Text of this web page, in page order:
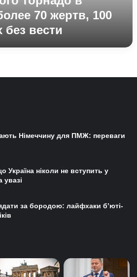
70 жертв, 100
вести
Німеччину для ПМЖ: переваги
Україна ніколи не вступить у
за бородою: лайфхаки б’юті-